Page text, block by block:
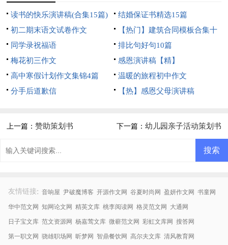
读书的快乐演讲稿(合集15篇)
结婚保证书精选15篇
初二期末语文试卷作文
【热门】建筑合同模板合集十
篇
同学录祝福语
排比句好句10篇
梅花初三作文
感恩演讲稿【精】
高中寒假计划作文集锦4篇
温暖的旅程初中作文
分手后道歉信
【热】感恩父母演讲稿
上一篇：赞助策划书 下一篇： 幼儿园亲子活动策划书
友情链接: 音响屋 尹破魔博客 开源作文网 谷夏时尚网 盈妍作文网 书童网
华中范文网 知网论文网 精英文库 桃李阅读网 格灵范文网 大通网
日子宝文库 范文资源网 杨嘉莺文库 微蕲范文网 彩虹文库网 搜答网
第一职文网 骁雄职场网 昕梦网 智鼎餐饮网 高尔夫文库 清风教育网